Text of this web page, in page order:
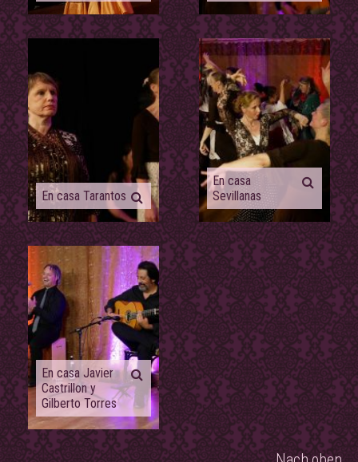
En casa Tarantos
En casa
Sevillanas
En casa Javier
Castrillon y
Gilberto Torres